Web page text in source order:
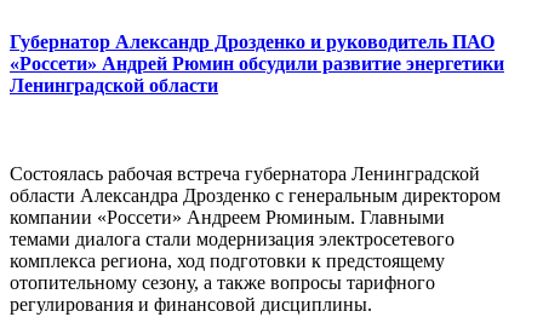
Губернатор Александр Дрозденко и руководитель ПАО
«Россети» Андрей Рюмин обсудили развитие энергетики
Ленинградской области
Состоялась рабочая встреча губернатора Ленинградской
области Александра Дрозденко с генеральным директором
компании «Россети» Андреем Рюминым. Главными
темами диалога стали модернизация электросетевого
комплекса региона, ход подготовки к предстоящему
отопительному сезону, а также вопросы тарифного
регулирования и финансовой дисциплины.